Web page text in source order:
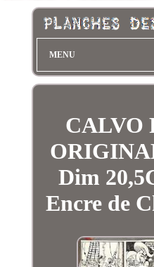
MENU
CALVO
Dim
Encre de